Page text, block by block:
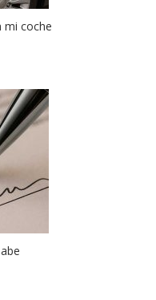
mi coche